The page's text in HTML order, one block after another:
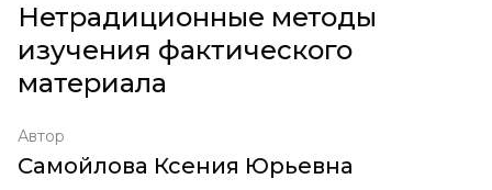
Нетрадиционные методы
изучения фактического
материала
Автор
Самойлова Ксения Юрьевна